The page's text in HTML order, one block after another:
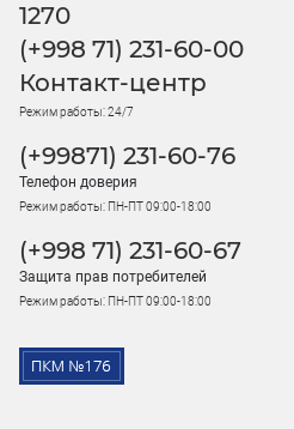
1270
(+998 71) 231-60-00
Контакт-центр
Режим работы: 24/7
(+99871) 231-60-76
Телефон доверия
Режим работы: ПН-ПТ 09:00-18:00
(+998 71) 231-60-67
Защита прав потребителей
Режим работы: ПН-ПТ 09:00-18:00